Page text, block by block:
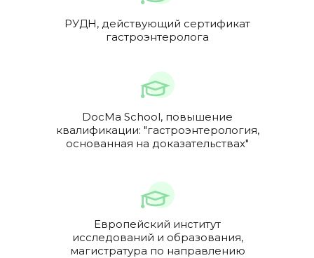
РУДН, действующий сертификат
гастроэнтеролога
DocMa School, повышение
квалификации: "гастроэнтерология,
основанная на доказательствах"
Европейский институт
исследований и образования,
магистратура по направлению